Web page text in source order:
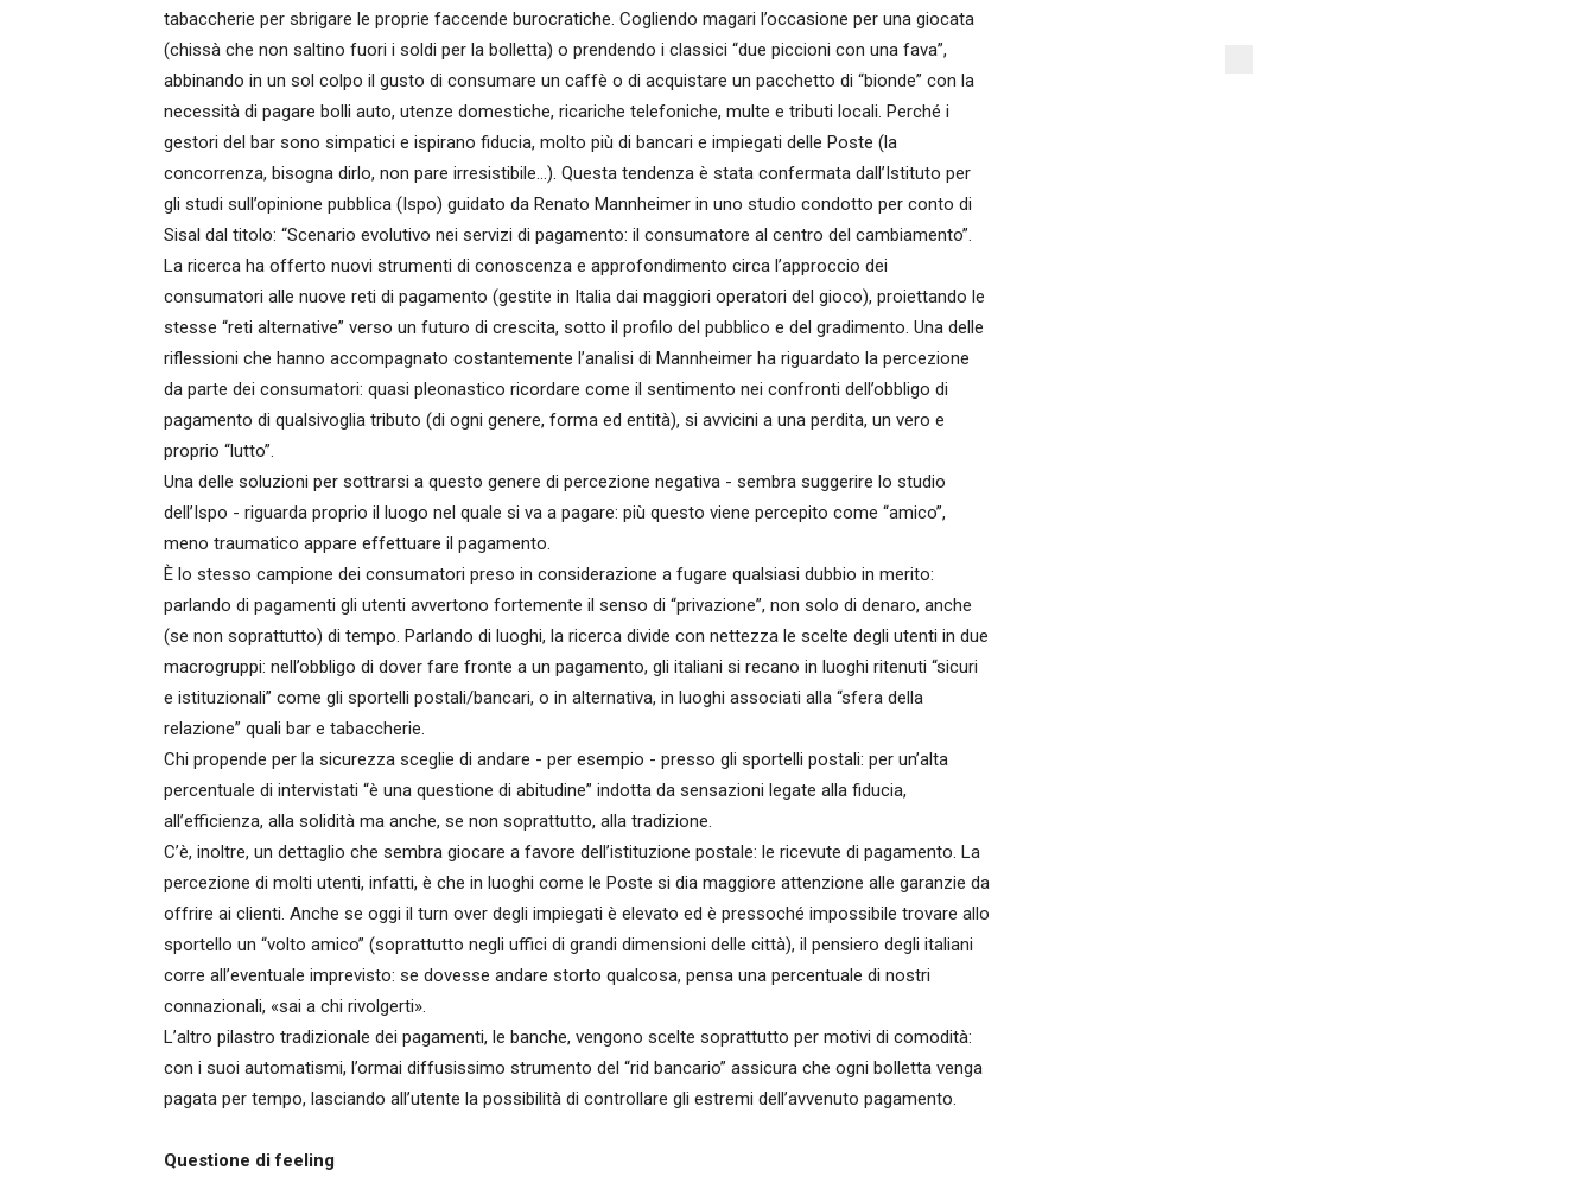
tabaccherie per sbrigare le proprie faccende burocratiche. Cogliendo magari l’occasione per una giocata
(chissà che non saltino fuori i soldi per la bolletta) o prendendo i classici “due piccioni con una fava”,
abbinando in un sol colpo il gusto di consumare un caffè o di acquistare un pacchetto di “bionde” con la
necessità di pagare bolli auto, utenze domestiche, ricariche telefoniche, multe e tributi locali. Perché i
gestori del bar sono simpatici e ispirano fiducia, molto più di bancari e impiegati delle Poste (la
concorrenza, bisogna dirlo, non pare irresistibile...). Questa tendenza è stata confermata dall’Istituto per
gli studi sull’opinione pubblica (Ispo) guidato da Renato Mannheimer in uno studio condotto per conto di
Sisal dal titolo: “Scenario evolutivo nei servizi di pagamento: il consumatore al centro del cambiamento”.
La ricerca ha offerto nuovi strumenti di conoscenza e approfondimento circa l’approccio dei
consumatori alle nuove reti di pagamento (gestite in Italia dai maggiori operatori del gioco), proiettando le
stesse “reti alternative” verso un futuro di crescita, sotto il profilo del pubblico e del gradimento. Una delle
riflessioni che hanno accompagnato costantemente l’analisi di Mannheimer ha riguardato la percezione
da parte dei consumatori: quasi pleonastico ricordare come il sentimento nei confronti dell’obbligo di
pagamento di qualsivoglia tributo (di ogni genere, forma ed entità), si avvicini a una perdita, un vero e
proprio “lutto”.
Una delle soluzioni per sottrarsi a questo genere di percezione negativa - sembra suggerire lo studio
dell’Ispo - riguarda proprio il luogo nel quale si va a pagare: più questo viene percepito come “amico”,
meno traumatico appare effettuare il pagamento.
È lo stesso campione dei consumatori preso in considerazione a fugare qualsiasi dubbio in merito:
parlando di pagamenti gli utenti avvertono fortemente il senso di “privazione”, non solo di denaro, anche
(se non soprattutto) di tempo. Parlando di luoghi, la ricerca divide con nettezza le scelte degli utenti in due
macrogruppi: nell’obbligo di dover fare fronte a un pagamento, gli italiani si recano in luoghi ritenuti “sicuri
e istituzionali” come gli sportelli postali/bancari, o in alternativa, in luoghi associati alla “sfera della
relazione” quali bar e tabaccherie.
Chi propende per la sicurezza sceglie di andare - per esempio - presso gli sportelli postali: per un’alta
percentuale di intervistati “è una questione di abitudine” indotta da sensazioni legate alla fiducia,
all’efficienza, alla solidità ma anche, se non soprattutto, alla tradizione.
C’è, inoltre, un dettaglio che sembra giocare a favore dell’istituzione postale: le ricevute di pagamento. La
percezione di molti utenti, infatti, è che in luoghi come le Poste si dia maggiore attenzione alle garanzie da
offrire ai clienti. Anche se oggi il turn over degli impiegati è elevato ed è pressoché impossibile trovare allo
sportello un “volto amico” (soprattutto negli uffici di grandi dimensioni delle città), il pensiero degli italiani
corre all’eventuale imprevisto: se dovesse andare storto qualcosa, pensa una percentuale di nostri
connazionali, «sai a chi rivolgerti».
L’altro pilastro tradizionale dei pagamenti, le banche, vengono scelte soprattutto per motivi di comodità:
con i suoi automatismi, l’ormai diffusissimo strumento del “rid bancario” assicura che ogni bolletta venga
pagata per tempo, lasciando all’utente la possibilità di controllare gli estremi dell’avvenuto pagamento.
Questione di feeling